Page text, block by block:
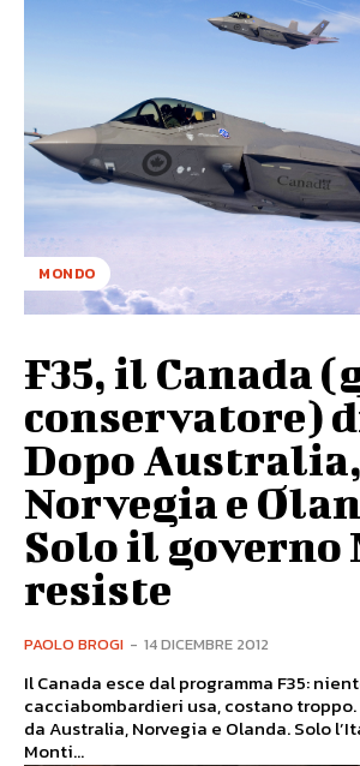
MONDO
F35, il Canada
conservatore)
Dopo Australia,
Norvegia e
Solo il governo
resiste
PAOLO BROGI - 14 DICEMBRE 2012
Il Canada esce dal programma F35:
cacciabombardieri usa, costano
da Australia, Norvegia e Olanda. Solo
Monti...